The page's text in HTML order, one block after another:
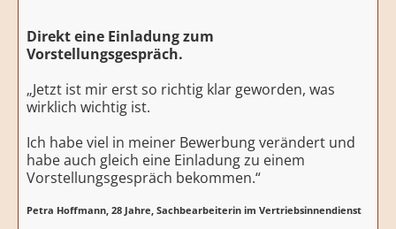
Direkt eine Einladung zum
Vorstellungsgespräch.
„Jetzt ist mir erst so richtig klar geworden, was
wirklich wichtig ist.
Ich habe viel in meiner Bewerbung verändert und
habe auch gleich eine Einladung zu einem
Vorstellungsgespräch bekommen.“
Petra Hoffmann, 28 Jahre, Sachbearbeiterin im Vertriebsinnendienst